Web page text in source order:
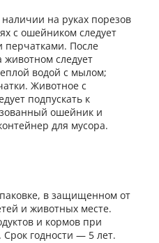
на руках порезов
с ошейником следует
перчатками. После
следует
водой с мылом;
Животное с
подпускать к
ошейник и
для мусора.
в защищенном от
и животных месте.
и кормов при
Срок годности — 5 лет.